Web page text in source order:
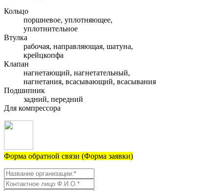
Кольцо
поршневое, уплотняющее,
уплотнительное
Втулка
рабочая, направляющая, шатуна,
крейцкопфа
Клапан
нагнетающий, нагнетательный,
нагнетания, всасывающий, всасывания
Подшипник
задний, передний
Для компрессора
Форма обратной связи (Форма заявки)